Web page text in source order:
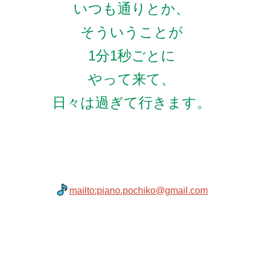
いつも通りとか、
そういうことが
1分1秒ごとに
やって来て、
日々は過ぎて行きます。
mailto:piano.pochiko@gmail.com